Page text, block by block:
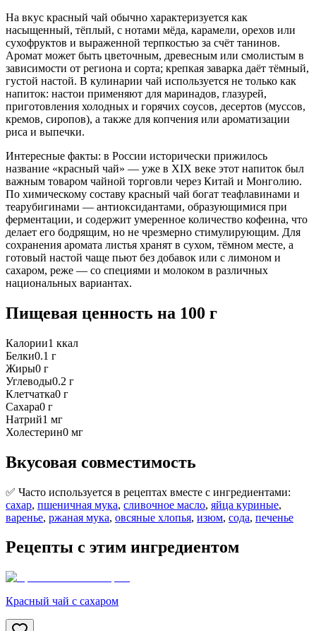
На вкус красный чай обычно характеризуется как
насыщенный, тёплый, с нотами мёда, карамели, орехов или
сухофруктов и выраженной терпкостью за счёт танинов.
Аромат может быть цветочным, древесным или смолистым в
зависимости от региона и сорта; крепкая заварка даёт тёмный,
густой настой. В кулинарии чай используется не только как
напиток: настои применяют для маринадов, глазурей,
приготовления холодных и горячих соусов, десертов (муссов,
кремов, сиропов), а также для копчения или ароматизации
риса и выпечки.
Интересные факты: в России исторически прижилось
название «красный чай» — уже в XIX веке этот напиток был
важным товаром чайной торговли через Китай и Монголию.
По химическому составу красный чай богат теафлавинами и
теарубигинами — антиоксидантами, образующимися при
ферментации, и содержит умеренное количество кофеина, что
делает его бодрящим, но не чрезмерно стимулирующим. Для
сохранения аромата листья хранят в сухом, тёмном месте, а
готовый настой чаще пьют без добавок или с лимоном и
сахаром, реже — со специями и молоком в различных
национальных вариантах.
Пищевая ценность на 100 г
Калории1 ккал
Белки0.1 г
Жиры0 г
Углеводы0.2 г
Клетчатка0 г
Сахара0 г
Натрий1 мг
Холестерин0 мг
Вкусовая совместимость
✅ Часто используется в рецептах вместе с ингредиентами:
сахар, пшеничная мука, сливочное масло, яйца куриные,
варенье, ржаная мука, овсяные хлопья, изюм, сода, печенье
Рецепты с этим ингредиентом
Красный чай с сахаром